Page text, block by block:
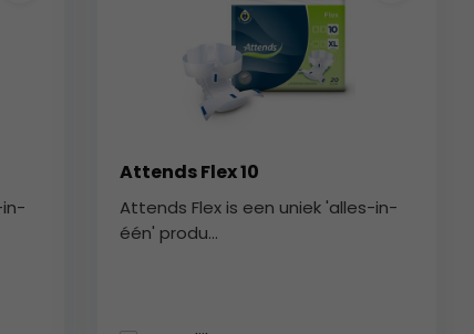
Attends Flex 10
Attends Flex is een uniek 'alles-in-
één' produ...